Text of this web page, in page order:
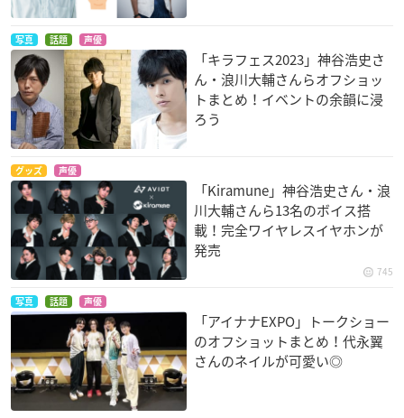
写真 話題 声優
「キラフェス2023」神谷浩史さ
ん・浪川大輔さんらオフショッ
トまとめ！イベントの余韻に浸
ろう
グッズ 声優
「Kiramune」神谷浩史さん・浪
川大輔さんら13名のボイス搭
載！完全ワイヤレスイヤホンが
発売
745
写真 話題 声優
「アイナナEXPO」トークショー
のオフショットまとめ！代永翼
さんのネイルが可愛い◎